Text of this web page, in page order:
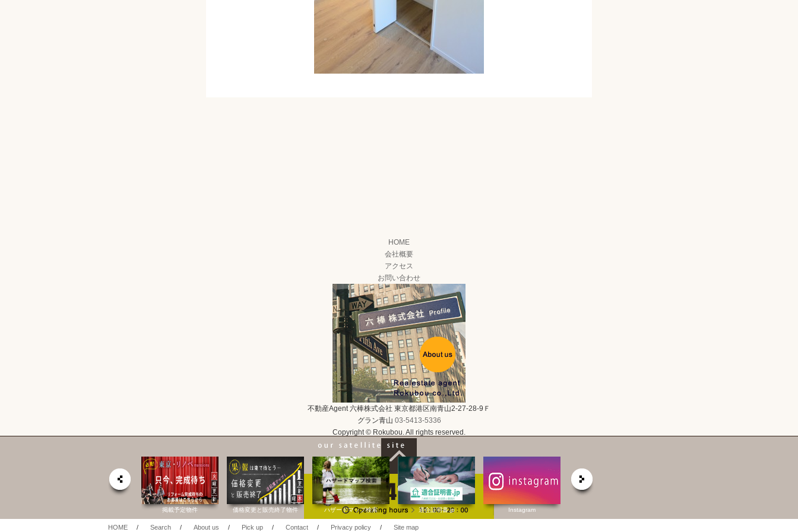
HOME
会社概要
アクセス
お問い合わせ
不動産Agent 六棒株式会社 東京都港区南青山2-27-28-9Ｆ
グラン青山 03-5413-5336
Copyright © Rokubou. All rights reserved.
掲載予定物件 価格変更と販売終了物件 ハザードマップ検索 適合証明書.jp Instagram
HOME / Search / About us / Pick up / Contact / Privacy policy / Site map